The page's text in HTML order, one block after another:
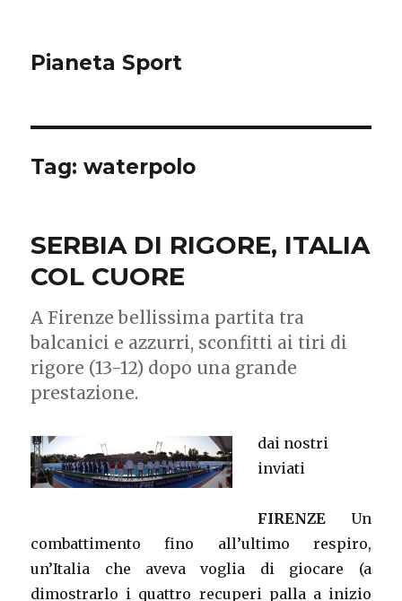
Pianeta Sport
Tag: waterpolo
SERBIA DI RIGORE, ITALIA
COL CUORE
A Firenze bellissima partita tra
balcanici e azzurri, sconfitti ai tiri di
rigore (13-12) dopo una grande
prestazione.
dai nostri
inviati
FIRENZE Un
combattimento fino all’ultimo respiro,
un’Italia che aveva voglia di giocare (a
dimostrarlo i quattro recuperi palla a inizio